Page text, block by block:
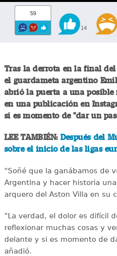
59
14
Tras la derrota en la final
el guardameta argentino
abrió la puerta a una posible
en una publicación en
si es momento de "dar un
LEE TAMBIÉN: Después del
sobre el inicio de las ligas
"Soñé que la ganábamos de
Argentina y hacer historia
arquero del Aston Villa en su
"La verdad, el dolor es difícil
reflexionar muchas cosas y
delante y si es momento de
añadió.